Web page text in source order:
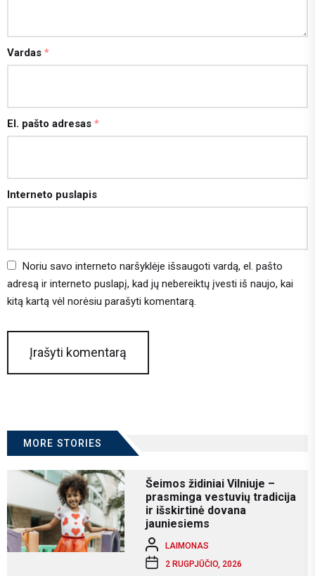
Vardas *
El. pašto adresas *
Interneto puslapis
Noriu savo interneto naršyklėje išsaugoti vardą, el. pašto
adresą ir interneto puslapį, kad jų nebereiktų įvesti iš naujo, kai
kitą kartą vėl norėsiu parašyti komentarą.
MORE STORIES
Šeimos židiniai Vilniuje –
prasminga vestuvių tradicija
ir išskirtinė dovana
jauniesiems
LAIMONAS
2 RUGPJŪČIO, 2026